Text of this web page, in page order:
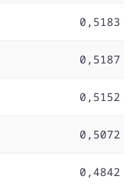
0,5183
0,5187
0,5152
0,5072
0,4842